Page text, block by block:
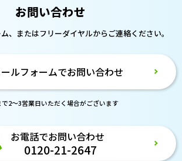
お問い合わせ
、またはフリーダイヤルからご連絡ください。
ルフォームでお問い合わせ
2～3営業日いただく場合がございます
お電話でお問い合わせ
0120-21-2647